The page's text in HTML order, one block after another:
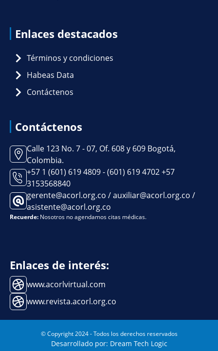
Enlaces destacados
Términos y condiciones
Habeas Data
Contáctenos
Contáctenos
Calle 123 No. 7 - 07, Of. 608 y 609 Bogotá,
Colombia.
+57 1 (601) 619 4809 - (601) 619 4702 +57
3153568840
gerente@acorl.org.co / auxiliar@acorl.org.co /
asistente@acorl.org.co
Recuerde: Nosotros no agendamos citas médicas.
Enlaces de interés:
www.acorlvirtual.com
www.revista.acorl.org.co
© Copyright 2024 - Todos los derechos reservados
Desarrollado por: Dream Tech Logic